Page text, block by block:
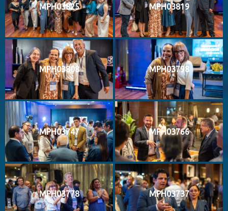
MPH03825 MPH03819
MPH03808 MPH03798
MPH03747 MPH03766
MPH03778 MPH03737